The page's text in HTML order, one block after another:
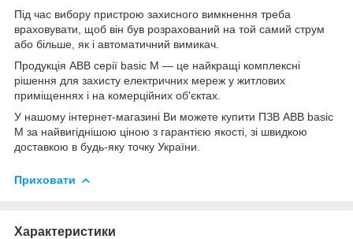
Під час вибору пристрою захисного вимкнення треба
враховувати, щоб він був розрахований на той самий струм
або більше, як і автоматичний вимикач.
Продукція АВВ серії basic M — це найкращі комплексні
рішення для захисту електричних мереж у житлових
приміщеннях і на комерційних об'єктах.
У нашому інтернет-магазині Ви можете купити ПЗВ ABB basic
M за найвигіднішою ціною з гарантією якості, зі швидкою
доставкою в будь-яку точку України.
Приховати
Характеристики